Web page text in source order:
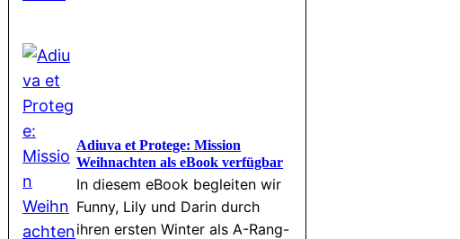
Adiuva et Protege: Mission
Weihnachten als eBook verfügbar
In diesem eBook begleiten wir
Funny, Lily und Darin durch
ihren ersten Winter als A-Rang-